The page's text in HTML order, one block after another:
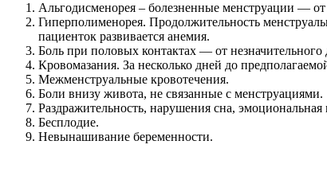
Альгодисменорея – болезненные менструации —
Гиперполименорея. Продолжительность
пациенток развивается анемия.
Боль при половых контактах — от
Кровомазания. За несколько дней до
Межменструальные кровотечения.
Боли внизу живота, не связанные с менструациями.
Раздражительность, нарушения сна, эмоциональная
Бесплодие.
Невынашивание беременности.